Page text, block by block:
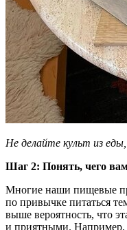
Не делайте культ из
Шаг 2: Понять, чего
Многие наши пищевые
по привычке питаться
выше вероятность, что
и приятными. Например,